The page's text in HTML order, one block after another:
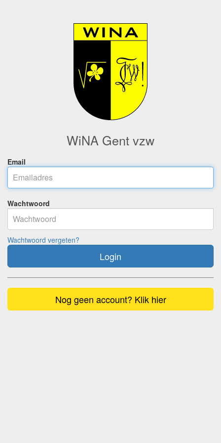
WiNA Gent vzw
Email
Wachtwoord
Wachtwoord vergeten?
Login
Nog geen account? Klik hier